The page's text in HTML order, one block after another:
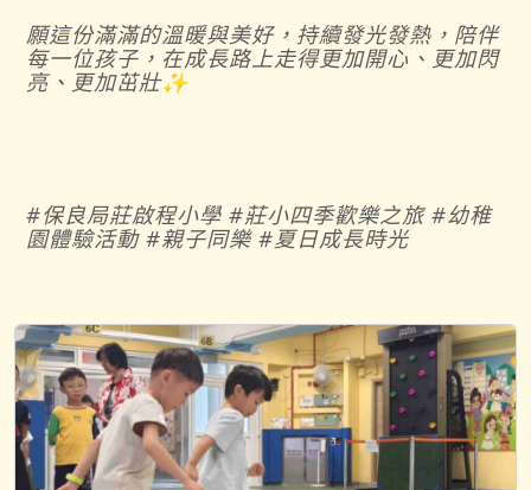
願這份滿滿的溫暖與美好，持續發光發熱，陪伴
每一位孩子，在成長路上走得更加開心、更加閃
亮、更加茁壯✨
#保良局莊啟程小學 #莊小四季歡樂之旅#幼稚
園體驗活動#親子同樂#夏日成長時光